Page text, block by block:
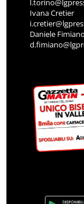
Ivana Cretier
Daniele Fimiano